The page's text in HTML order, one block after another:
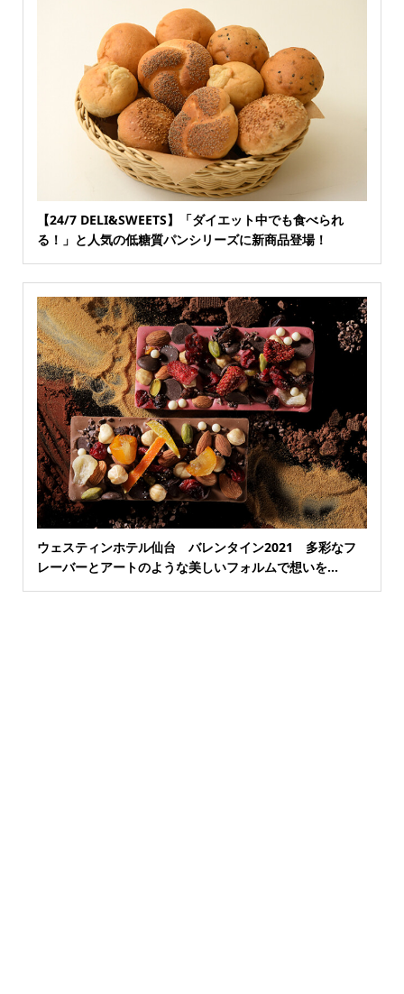
【24/7 DELI&SWEETS】「ダイエット中でも食べられ
る！」と人気の低糖質パンシリーズに新商品登場！
ウェスティンホテル仙台 バレンタイン2021 多彩なフ
レーバーとアートのような美しいフォルムで想いを...